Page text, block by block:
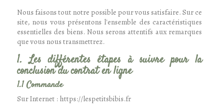
Nous faisons tout notre possible pour vous satisfaire. Sur ce
site, nous vous présentons l'ensemble des caractéristiques
essentielles des biens. Nous serons attentifs aux remarques
que vous nous transmettrez.
1. Les différentes étapes à suivre pour la
conclusion du contrat en ligne
1.1 Commande
Sur Internet : https://lespetitsbibis.fr